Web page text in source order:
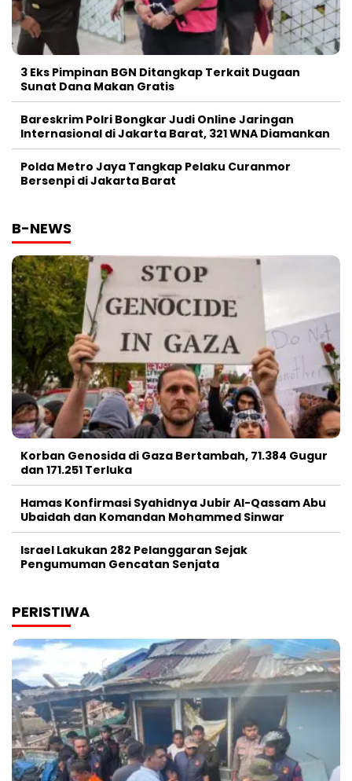
3 Eks Pimpinan BGN Ditangkap Terkait Dugaan
Sunat Dana Makan Gratis
Bareskrim Polri Bongkar Judi Online Jaringan
Internasional di Jakarta Barat, 321 WNA Diamankan
Polda Metro Jaya Tangkap Pelaku Curanmor
Bersenpi di Jakarta Barat
B-NEWS
Korban Genosida di Gaza Bertambah, 71.384 Gugur
dan 171.251 Terluka
Hamas Konfirmasi Syahidnya Jubir Al-Qassam Abu
Ubaidah dan Komandan Mohammed Sinwar
Israel Lakukan 282 Pelanggaran Sejak
Pengumuman Gencatan Senjata
PERISTIWA